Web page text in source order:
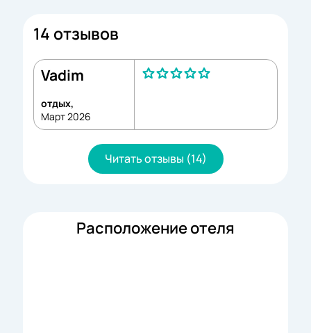
14 отзывов
Vadim
отдых,
Март 2026
Читать отзывы (14)
Расположение отеля